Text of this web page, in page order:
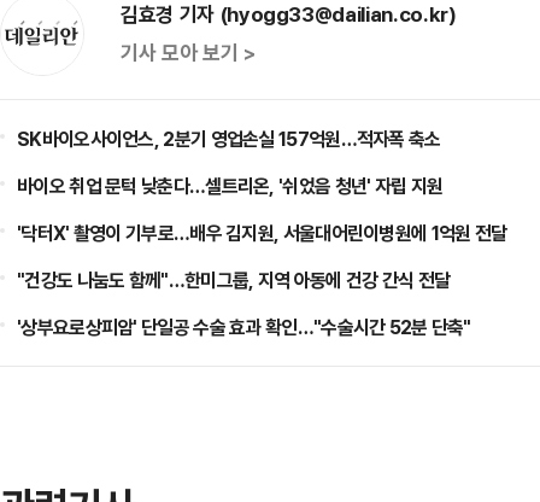
김효경 기자 (hyogg33@dailian.co.kr)
기사 모아 보기 >
SK바이오사이언스, 2분기 영업손실 157억원…적자폭 축소
바이오 취업 문턱 낮춘다…셀트리온, '쉬었음 청년' 자립 지원
'닥터X' 촬영이 기부로…배우 김지원, 서울대어린이병원에 1억원 전달
"건강도 나눔도 함께"…한미그룹, 지역 아동에 건강 간식 전달
'상부요로상피암' 단일공 수술 효과 확인…"수술시간 52분 단축"